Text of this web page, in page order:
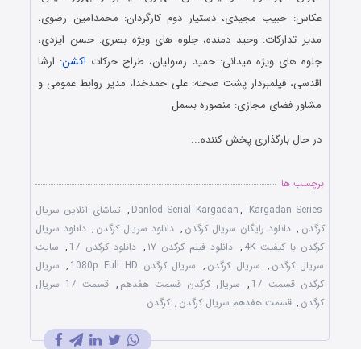
عکاس: حبیب مجیدى، دستیار دوم کارگردان: محمدامین رضوى،
مدیر تدارکات: وحید دمنده، جلوه هاى ویژه بصرى: حسن ایزدى،
جلوه هاى ویژه میدانى: حمید رسولیان، طراح حرکات اکشن: ارشا
اقدسى، فیلمبردار پشت صحنه: على حمدخدا، مدیر روابط عمومى و
مشاور فضای مجازی: منصوره بسمل
در حال بارگذاری پخش کننده...
برچسب ها
Danlod Serial Kargadan, Kargadan Series
, تماشای آنلاین سریال
کرگدن , دانلود رایگان سریال کرگدن , دانلود سریال کرگدن , دانلود سریال
کرگدن با کیفیت 4K
, دانلود فیلم کرگدن ۱۷ , دانلود کرگدن 17 , سایت
سریال کرگدن , سریال کرگدن , سریال کرگدن 1080p Full HD , سریال
کرگدن قسمت 17
, سریال کرگدن قسمت هفدهم ,
قسمت 17 سریال
کرگدن , قسمت هفدهم سریال کرگدن , کرگدن